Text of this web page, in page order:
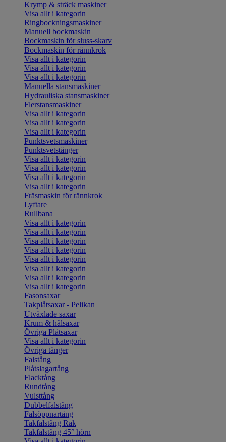
Krymp & sträck maskiner
Visa allt i kategorin
Ringbockningsmaskiner
Manuell bockmaskin
Bockmaskin för sluss-skarv
Bockmaskin för rännkrok
Visa allt i kategorin
Visa allt i kategorin
Visa allt i kategorin
Manuella stansmaskiner
Hydrauliska stansmaskiner
Flerstansmaskiner
Visa allt i kategorin
Visa allt i kategorin
Visa allt i kategorin
Punktsvetsmaskiner
Punktsvetstänger
Visa allt i kategorin
Visa allt i kategorin
Visa allt i kategorin
Visa allt i kategorin
Fräsmaskin för rännkrok
Lyftare
Rullbana
Visa allt i kategorin
Visa allt i kategorin
Visa allt i kategorin
Visa allt i kategorin
Visa allt i kategorin
Visa allt i kategorin
Visa allt i kategorin
Visa allt i kategorin
Fasonsaxar
Takplåtsaxar - Pelikan
Utväxlade saxar
Krum & hålsaxar
Övriga Plåtsaxar
Visa allt i kategorin
Övriga tänger
Falstång
Plåtslagartång
Flacktång
Rundtång
Vulsttång
Dubbelfalstång
Falsöppnartång
Takfalstång Rak
Takfalstång 45° hörn